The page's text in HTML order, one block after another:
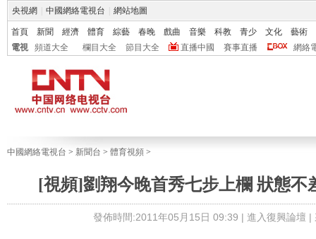
央視網 中國網絡電視台 網站地圖
首頁 新聞 經濟 體育 綜藝 春晚 戲曲 音樂 科教 青少 文化
藝術
電視
頻道大全 欄目大全 節目大全 直播中國 賽事直播 網絡
中國網絡電視台 > 新聞台 > 體育視頻 >
[視頻]劉翔今晚首秀七步上欄 狀態不
發佈時間:2011年05月15日 09:39 | 進入復興論壇 |